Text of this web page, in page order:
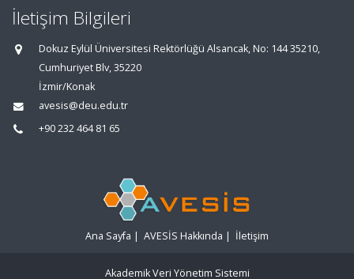
İletişim Bilgileri
Dokuz Eylül Üniversitesi Rektörlüğü Alsancak, No: 144 35210,
Cumhuriyet Blv, 35220
İzmir/Konak
avesis@deu.edu.tr
+90 232 464 81 65
Ana Sayfa | AVESİS Hakkında | İletişim
Akademik Veri Yönetim Sistemi